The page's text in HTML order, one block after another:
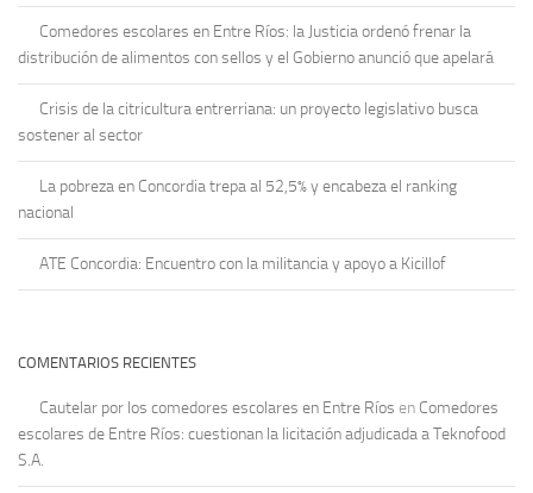
Comedores escolares en Entre Ríos: la Justicia ordenó frenar la
distribución de alimentos con sellos y el Gobierno anunció que apelará
Crisis de la citricultura entrerriana: un proyecto legislativo busca
sostener al sector
La pobreza en Concordia trepa al 52,5% y encabeza el ranking
nacional
ATE Concordia: Encuentro con la militancia y apoyo a Kicillof
COMENTARIOS RECIENTES
Cautelar por los comedores escolares en Entre Ríos en Comedores
escolares de Entre Ríos: cuestionan la licitación adjudicada a Teknofood
S.A.